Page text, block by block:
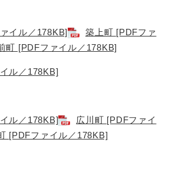
イル／178KB]
築上町 [PDFファ
町 [PDFファイル／178KB]
ル／178KB]
ル／178KB]
広川町 [PDFファイ
[PDFファイル／178KB]